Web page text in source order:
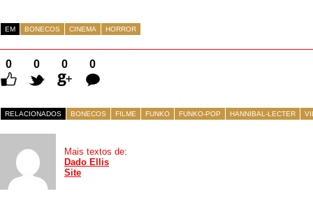
EM BONECOS CINEMA HORROR
0 0 0
0
Comentários
RELACIONADOS BONECOS FILME FUNKO FUNKO-POP HANNIBAL-LECTER
Mais textos de:
Dado Ellis
Site